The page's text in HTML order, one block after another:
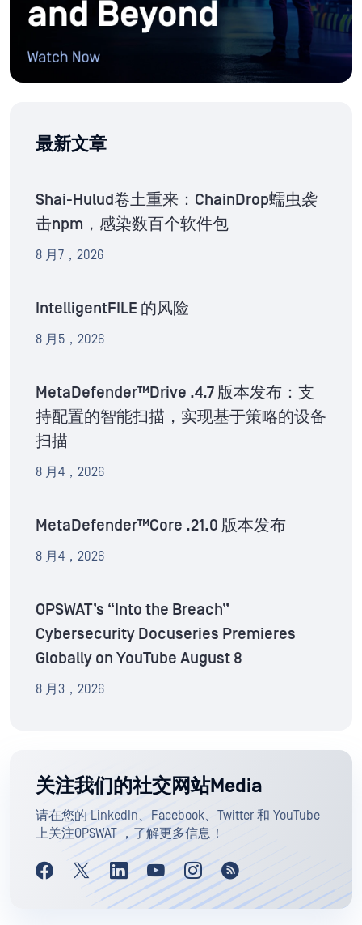
最新文章
Shai-Hulud卷土重来：ChainDrop蠕虫袭
击npm，感染数百个软件包
8 月7，2026
IntelligentFILE 的风险
8 月5，2026
MetaDefender™Drive .4.7 版本发布：支
持配置的智能扫描，实现基于策略的设备
扫描
8 月4，2026
MetaDefender™Core .21.0 版本发布
8 月4，2026
OPSWAT’s “Into the Breach”
Cybersecurity Docuseries Premieres
Globally on YouTube August 8
8 月3，2026
关注我们的社交网站Media
请在您的 LinkedIn、Facebook、Twitter 和 YouTube
上关注OPSWAT ，了解更多信息！